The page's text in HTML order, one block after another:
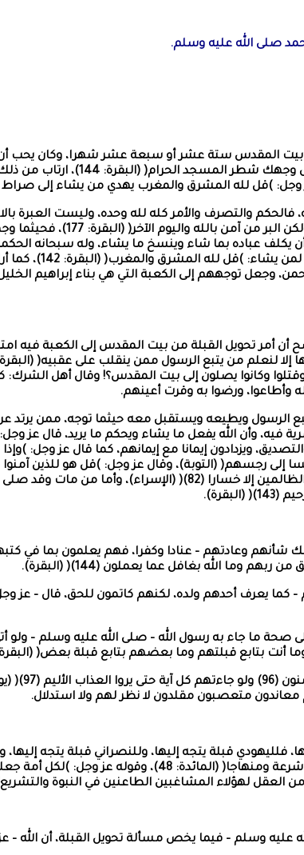
المقدس ستة عشر أو سبعة عشر شهرا، وكان يحب أن
)قل لله المشرق والمغرب يهدي من يشاء إلى صراط مستقيم
والتصرف والأمر كله لله وحده، وليست العبرة
كما قال عز وجل: )ليس البر
يكلف عباده بما شاء وينسخ ما يشاء، وله سبحانه
منها على جهة
وجعل توجههم إلى الكعبة التي هي بناء إبراهيم
أن أمر تحويل القبلة من بيت المقدس إلى الكعبة فيه
وكانوا يصلون إلى بيت المقدس؟! وقال أهل الشرك:
وأطاعوا، ورضوا به وقرت أعينهم.
الرسول ويطيعه ويستقبل معه حيثما توجه، ممن يرتد عن
ويزدادون إيمانا مع إيمانهم، كما قال عز وجل: )وإذا
وقال عز وجل: )وننزل من القرآن ما هو شفاء ورحمة للمؤمنين
وعادتهم – عنادا وكفرا، فهم يعلمون بما في
وما الله بغافل عما يعملون (144)( (البقرة).
يعرف أحدهم ولده، لكنهم كاتمون للحق، قال – عز وجل
ما جاء به رسول الله – صلى الله عليه وسلم – ولو
أنت بتابع قبلتهم وما بعضهم بتابع قبلة بعض( (البقرة:
متعصبون مقلدون لا نظر لهم ولا استدلال.
فلليهودي قبلة يتجه إليها، وللنصراني قبلة يتجه
عليه وسلم – فيما يخص مسألة تحويل القبلة، أن الله